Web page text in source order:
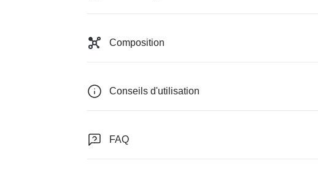
Composition
Conseils d'utilisation
FAQ